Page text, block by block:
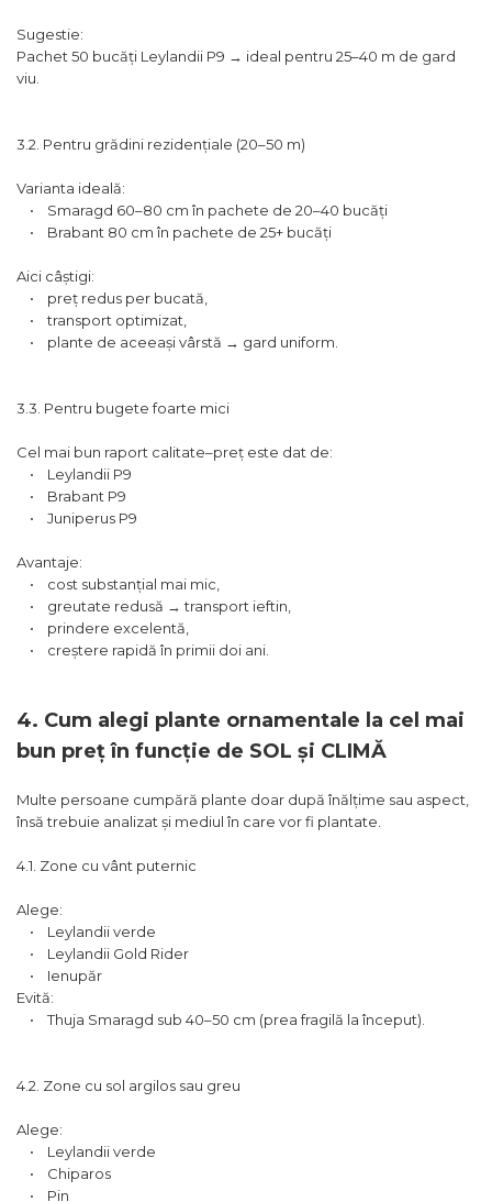
Sugestie:
Pachet 50 bucăți Leylandii P9 → ideal pentru 25–40 m de gard
viu.
3.2. Pentru grădini rezidențiale (20–50 m)
Varianta ideală:
• Smaragd 60–80 cm în pachete de 20–40 bucăți
• Brabant 80 cm în pachete de 25+ bucăți
Aici câștigi:
• preț redus per bucată,
• transport optimizat,
• plante de aceeași vârstă → gard uniform.
3.3. Pentru bugete foarte mici
Cel mai bun raport calitate–preț este dat de:
• Leylandii P9
• Brabant P9
• Juniperus P9
Avantaje:
• cost substanțial mai mic,
• greutate redusă → transport ieftin,
• prindere excelentă,
• creștere rapidă în primii doi ani.
4. Cum alegi plante ornamentale la cel mai
bun preț în funcție de SOL și CLIMĂ
Multe persoane cumpără plante doar după înălțime sau aspect,
însă trebuie analizat și mediul în care vor fi plantate.
4.1. Zone cu vânt puternic
Alege:
• Leylandii verde
• Leylandii Gold Rider
• Ienupăr
Evită:
• Thuja Smaragd sub 40–50 cm (prea fragilă la început).
4.2. Zone cu sol argilos sau greu
Alege:
• Leylandii verde
• Chiparos
• Pin